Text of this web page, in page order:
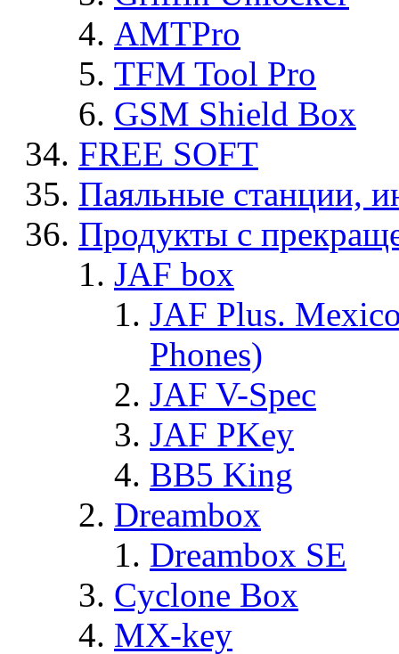
AMTPro
TFM Tool Pro
GSM Shield Box
FREE SOFT
Паяльные станции,
Продукты с
JAF box
JAF Plus.
Phones)
JAF V-Spec
JAF PKey
BB5 King
Dreambox
Dreambox SE
Cyclone Box
MX-key